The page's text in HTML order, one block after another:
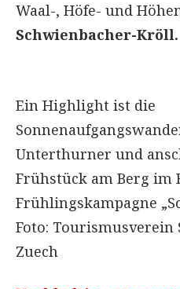
Waal-, Höfe- und
Schwienbacher-Kröll.
Ein Highlight ist die
Unterthurner und
Frühstück am Berg im
Frühlingskampagne
Foto: Tourismusverein
Zuech